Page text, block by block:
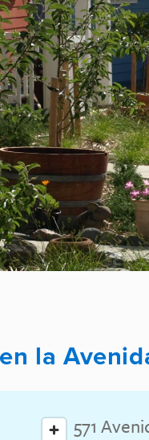
la
571